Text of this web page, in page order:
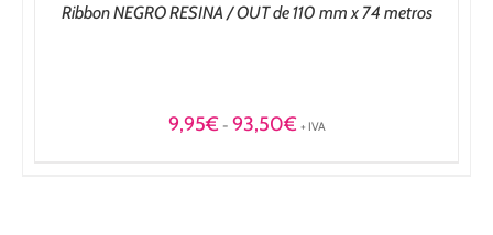
Ribbon NEGRO RESINA / OUT de 110 mm x 74 metros
9,95€ - 93,50€Rango
+ IVA